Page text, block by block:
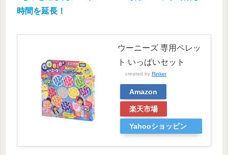
時間を延長！
ウーニーズ 専用ペレッ
ト いっぱいセット
created by Rinker
Amazon
楽天市場
Yahooショッピン